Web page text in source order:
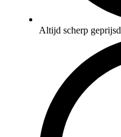
Altijd scherp geprijsd